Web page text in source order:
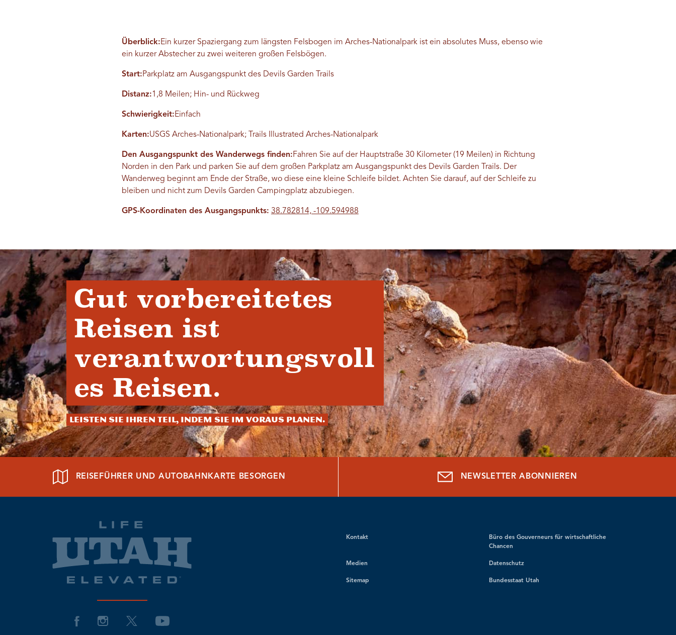
Überblick:Ein kurzer Spaziergang zum längsten Felsbogen im Arches-Nationalpark ist ein absolutes Muss, ebenso wie
ein kurzer Abstecher zu zwei weiteren großen Felsbögen.
Start:Parkplatz am Ausgangspunkt des Devils Garden Trails
Distanz:1,8 Meilen; Hin- und Rückweg
Schwierigkeit:Einfach
Karten:USGS Arches-Nationalpark; Trails Illustrated Arches-Nationalpark
Den Ausgangspunkt des Wanderwegs finden:Fahren Sie auf der Hauptstraße 30 Kilometer (19 Meilen) in Richtung
Norden in den Park und parken Sie auf dem großen Parkplatz am Ausgangspunkt des Devils Garden Trails. Der
Wanderweg beginnt am Ende der Straße, wo diese eine kleine Schleife bildet. Achten Sie darauf, auf der Schleife zu
bleiben und nicht zum Devils Garden Campingplatz abzubiegen.
GPS-Koordinaten des Ausgangspunkts: 38.782814, -109.594988
Gut vorbereitetes
Reisen ist
verantwortungsvoll
es Reisen.
Leisten Sie Ihren Teil, indem Sie im Voraus planen.
REISEFÜHRER UND AUTOBAHNKARTE BESORGEN NEWSLETTER ABONNIEREN
Kontakt
Büro des Gouverneurs für wirtschaftliche
Chancen
Medien Datenschutz
Sitemap Bundesstaat Utah